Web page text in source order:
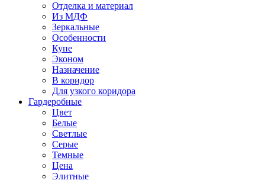
Отделка и материал
Из МДФ
Зеркальные
Особенности
Купе
Эконом
Назначение
В коридор
Для узкого коридора
Гардеробные
Цвет
Белые
Светлые
Серые
Темные
Цена
Элитные